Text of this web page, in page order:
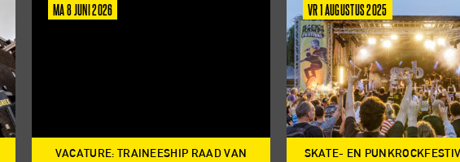
MA 8 JUNI 2026
VACATURE: TRAINEESHIP RAAD VAN
VR 1 AUGUSTUS 2025
SKATE- EN